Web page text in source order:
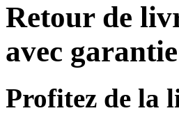
Retour de
avec
Profitez de la